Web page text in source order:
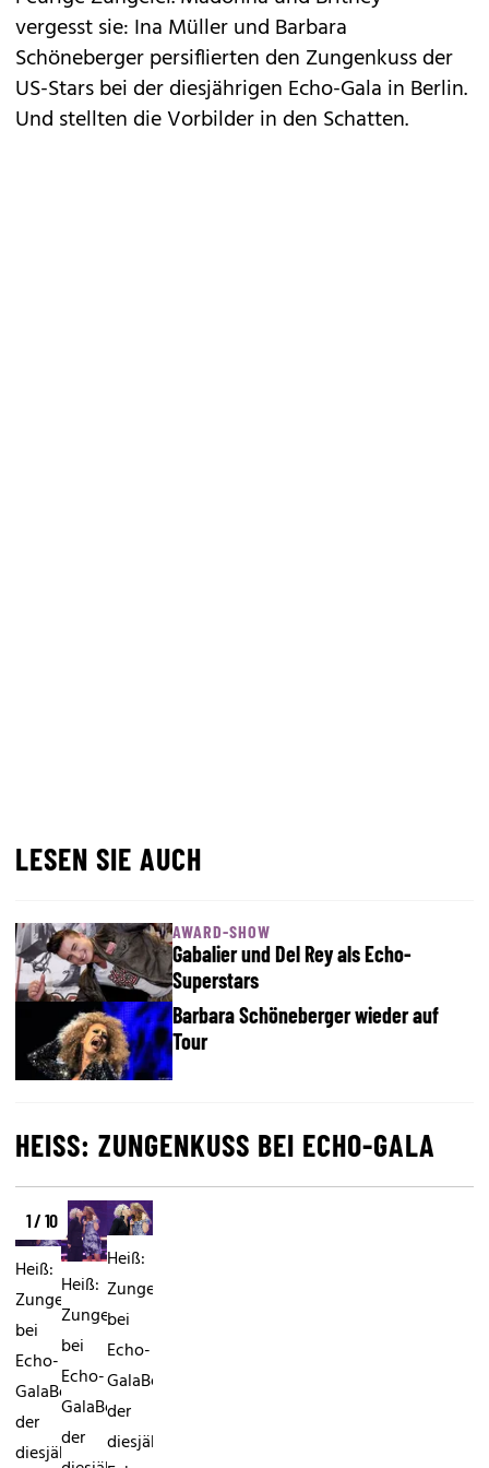
vergesst sie: Ina Müller und Barbara
Schöneberger persiflierten den Zungenkuss der
US-Stars bei der diesjährigen Echo-Gala in Berlin.
Und stellten die Vorbilder in den Schatten.
LESEN SIE AUCH
AWARD-SHOW
Gabalier und Del Rey als Echo-
Superstars
Barbara Schöneberger wieder auf
Tour
HEISS: ZUNGENKUSS BEI ECHO-GALA
1 / 10
Heiß:
Zungenkuss
bei
Echo-
GalaBei
der
diesjährigen
Heiß:
Zungenkuss
bei
Echo-
GalaBei
der
Heiß:
Zungenkuss
bei
Echo-
GalaBei
der
diesjährigen